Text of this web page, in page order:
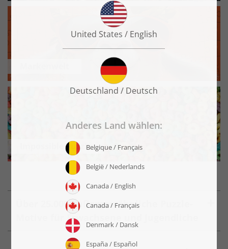
Impossible Puzzle
Über 25.000 außergewöhnliche Puzzle-
Motive für Erwachsene und Jugendliche